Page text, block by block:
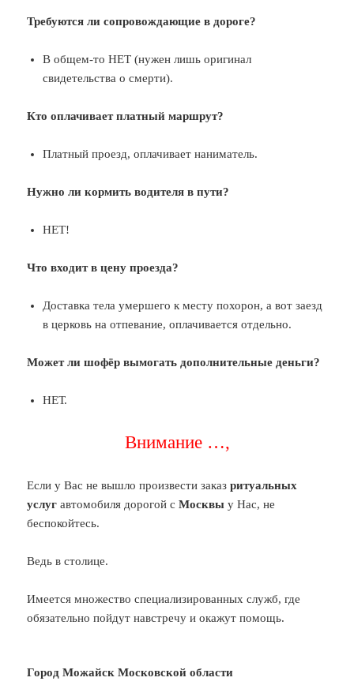
Требуются ли сопровождающие в дороге?
В общем-то НЕТ (нужен лишь оригинал
свидетельства о смерти).
Кто оплачивает платный маршрут?
Платный проезд, оплачивает наниматель.
Нужно ли кормить водителя в пути?
НЕТ!
Что входит в цену проезда?
Доставка тела умершего к месту похорон, а вот заезд
в церковь на отпевание, оплачивается отдельно.
Может ли шофёр вымогать дополнительные деньги?
НЕТ.
Внимание …,
Если у Вас не вышло произвести заказритуальных
услуг автомобиля дорогой сМосквы у Нас, не
беспокойтесь.
Ведь в столице.
Имеется множество специализированных служб, где
обязательно пойдут навстречу и окажут помощь.
Город Можайск Московской области